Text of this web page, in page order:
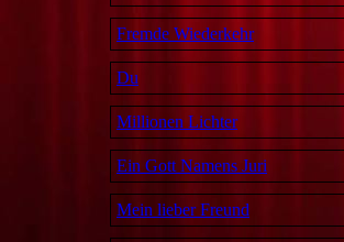
Fremde Wiederkehr
Du
Millionen Lichter
Ein Gott Namens Juri
Mein lieber Freund